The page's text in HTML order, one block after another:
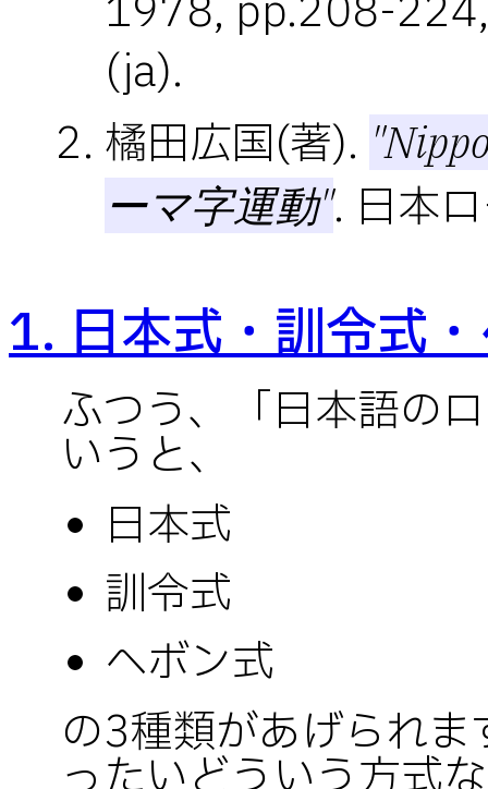
1978, pp.208-
(ja).
橘田広国(著).
ーマ字運動". 日本
1. 日本式・訓令式
ふつう、「日本語の
いうと、
日本式
訓令式
ヘボン式
の3種類があげられ